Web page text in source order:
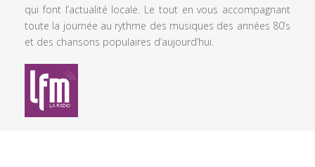
qui font l’actualité locale. Le tout en vous accompagnant
toute la journée au rythme des musiques des années 80’s
et des chansons populaires d’aujourd’hui.